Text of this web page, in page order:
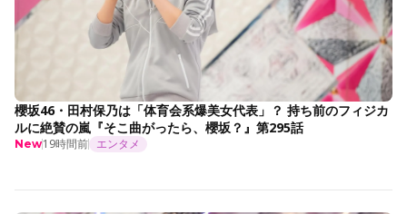
櫻坂46・田村保乃は「体育会系爆美女代表」？ 持ち前のフィジカ
ルに絶賛の嵐『そこ曲がったら、櫻坂？』第295話
New19時間前 エンタメ